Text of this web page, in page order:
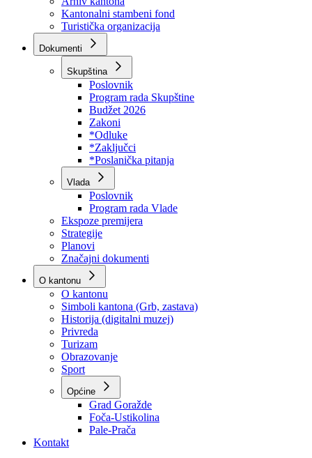
RTV BPK
Agencija za privatizaciju
Arhiv kantona
Kantonalni stambeni fond
Turistička organizacija
Dokumenti
Skupština
Poslovnik
Program rada Skupštine
Budžet 2026
Zakoni
*Odluke
*Zaključci
*Poslanička pitanja
Vlada
Poslovnik
Program rada Vlade
Ekspoze premijera
Strategije
Planovi
Značajni dokumenti
O kantonu
O kantonu
Simboli kantona (Grb, zastava)
Historija (digitalni muzej)
Privreda
Turizam
Obrazovanje
Sport
Općine